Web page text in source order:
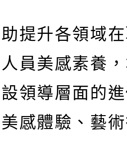
提升各領域
員美感素養
領導層面的
感體驗、藝